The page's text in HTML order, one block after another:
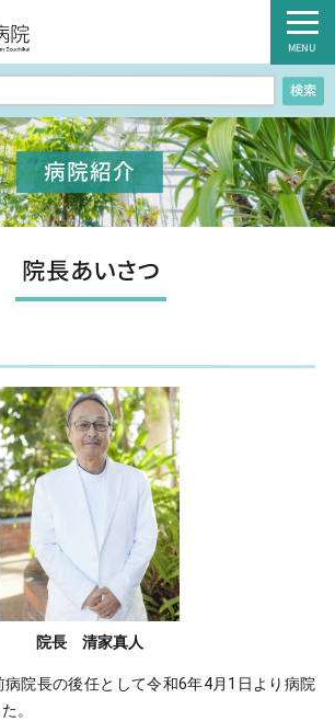
MENU
検索
病院紹介
院長あいさつ
院長 清家真人
病院長の後任として令和6年4月1日より病院
。